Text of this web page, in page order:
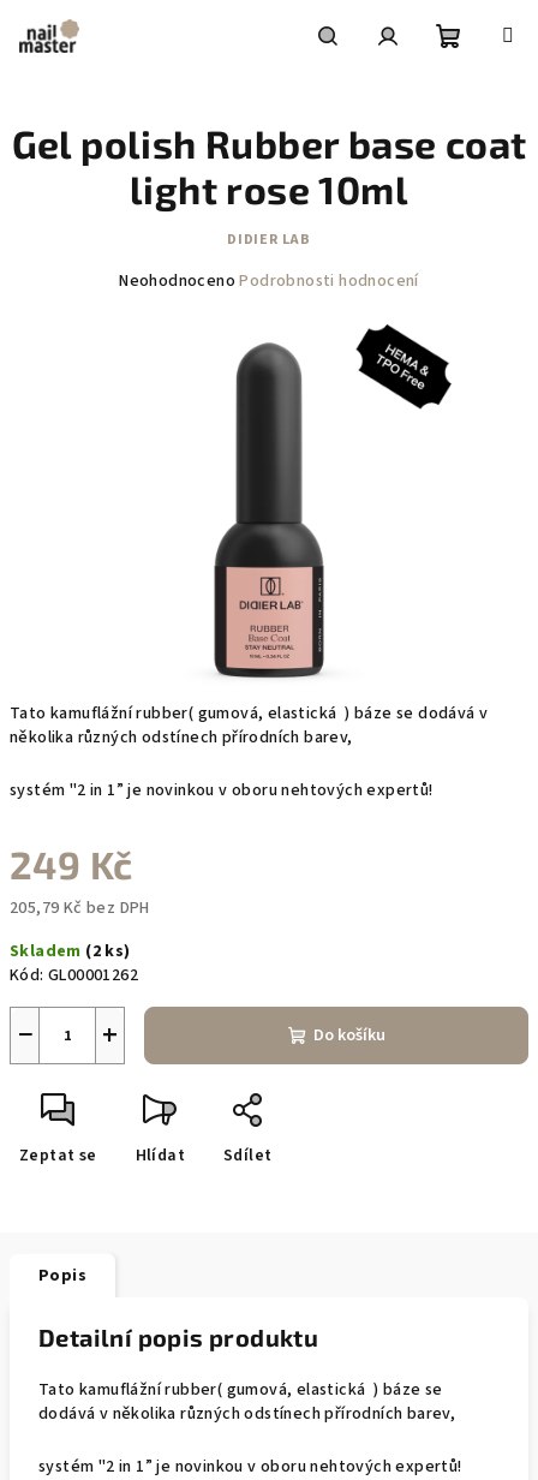
obsah
košík
Tato kamuflážní rubber( gumová, elastická ) báze se dodává v
několika různých odstínech přírodních barev,
systém "2 in 1” je novinkou v oboru nehtových expertů!
249 Kč
205,79 Kč bez DPH
cena:
Skladem (2 ks)
Kód: GL00001262
+
− Do košíku
Zeptat se Hlídat Sdílet
Gel polish Rubber base coat
light rose 10ml
DIDIER LAB
Průměrné
Neohodnoceno Podrobnosti hodnocení
Popis
Detailní popis produktu
Tato kamuflážní rubber( gumová, elastická ) báze se
dodává v několika různých odstínech přírodních barev,
systém "2 in 1” je novinkou v oboru nehtových expertů!